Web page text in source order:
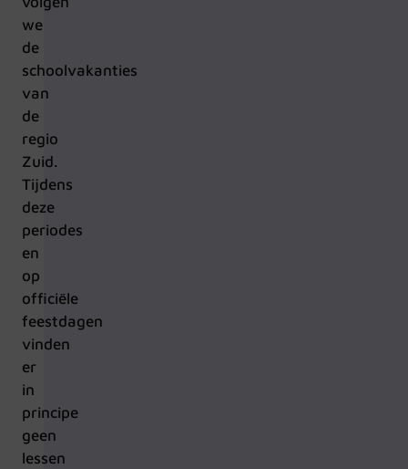
we
de
schoolvakanties
van
de
regio
Zuid.
Tijdens
deze
periodes
en
op
officiële
feestdagen
vinden
er
in
principe
geen
lessen